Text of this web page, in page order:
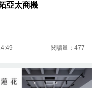
亞太商機
閱讀量：477